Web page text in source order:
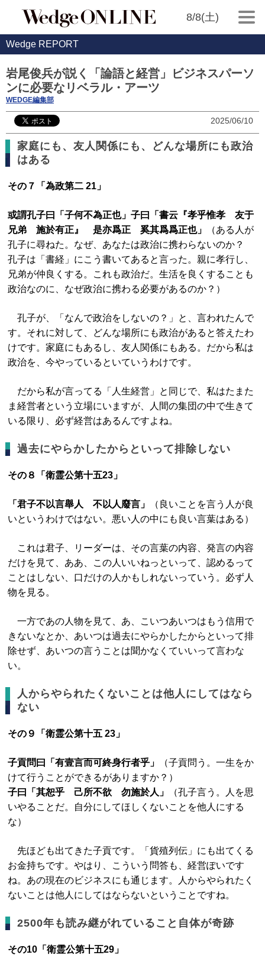
8/8(土)
Wedge REPORT
岩尾俊兵が説く「論語と経営」ビジネスパーソ
ンに必要なリベラル・アーツ
WEDGE編集部
2025/06/10
家庭にも、友人関係にも、どんな場所にも政治
はある
その７「為政第二 21」
或謂孔子曰「子何不為正也」子曰「書云『孝乎惟孝 友于
兄弟 施於有正』 是亦爲正 奚其爲爲正也」
（ある人が
孔子に尋ねた。なぜ、あなたは政治に携わらないのか？
孔子は「書経」にこう書いてあると言った。親に孝行し、
兄弟が仲良くする。これも政治だ。生活を良くすることも
政治なのに、なぜ政治に携わる必要があるのか？）
孔子が、「なんで政治をしないの？」と、言われたんで
す。それに対して、どんな場所にも政治があると答えたわ
けです。家庭にもあるし、友人関係にもある。だから私は
政治を、今やっているといていうわけです。
だから私が言ってる「人生経営」と同じで、私はたまた
ま経営者という立場にいますが、人間の集団の中で生きて
いる限り、必ず経営はあるんですよね。
過去にやらかしたからといって排除しない
その８「衛霊公第十五23」
「君子不以言舉人 不以人廢言」
（良いことを言う人が良
いというわけではない。悪い人の中にも良い言葉はある）
これは君子、リーダーは、その言葉の内容、発言の内容
だけを見て、ああ、この人いいねっといって、認めるって
ことはしない、口だけの人かもしれないっていう。必ず人
物を見る。
一方であの人物を見て、あ、こいつあいつはもう信用で
きないなとか、あいつは過去にやらかしたからといって排
除せず、あいつの言うことは聞かなくていいって言わな
い。
人からやられたくないことは他人にしてはなら
ない
その９「衛霊公第十五 23」
子貢問曰「有壹言而可終身行者乎」
（子貢問う。一生をか
けて行うことができるがありますか？）
子曰「其恕乎 己所不欲 勿施於人」
（孔子言う。人を思
いやることだ。自分にしてほしくないことを他人にする
な）
先ほども出てきた子貢です。「貨殖列伝」にも出てくる
お金持ちです。やはり、こういう問答も、経営ぽいです
ね。あの現在のビジネスにも通じます。人からやられたく
ないことは他人にしてはならないということですね。
2500年も読み継がれていること自体が奇跡
その10「衛霊公第十五29」